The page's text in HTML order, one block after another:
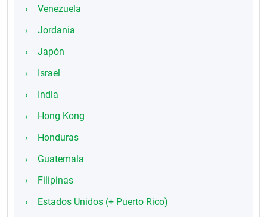
Venezuela
Jordania
Japón
Israel
India
Hong Kong
Honduras
Guatemala
Filipinas
Estados Unidos (+ Puerto Rico)